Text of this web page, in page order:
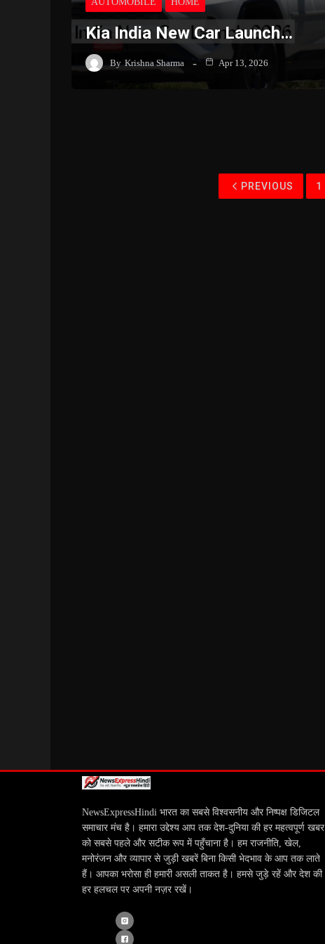
Kia India New Car Launch…
By Krishna Sharma Apr 13, 2026
PREVIOUS 1
NewsExpressHindi भारत का सबसे विश्वसनीय और निष्पक्ष डिजिटल
समाचार मंच है। हमारा उद्देश्य आप तक देश-दुनिया की हर महत्वपूर्ण खबर
को सबसे पहले और सटीक रूप में पहुँचाना है। हम राजनीति, खेल,
मनोरंजन और व्यापार से जुड़ी खबरें बिना किसी भेदभाव के आप तक लाते
हैं। आपका भरोसा ही हमारी असली ताकत है। हमसे जुड़े रहें और देश की
हर हलचल पर अपनी नज़र रखें।